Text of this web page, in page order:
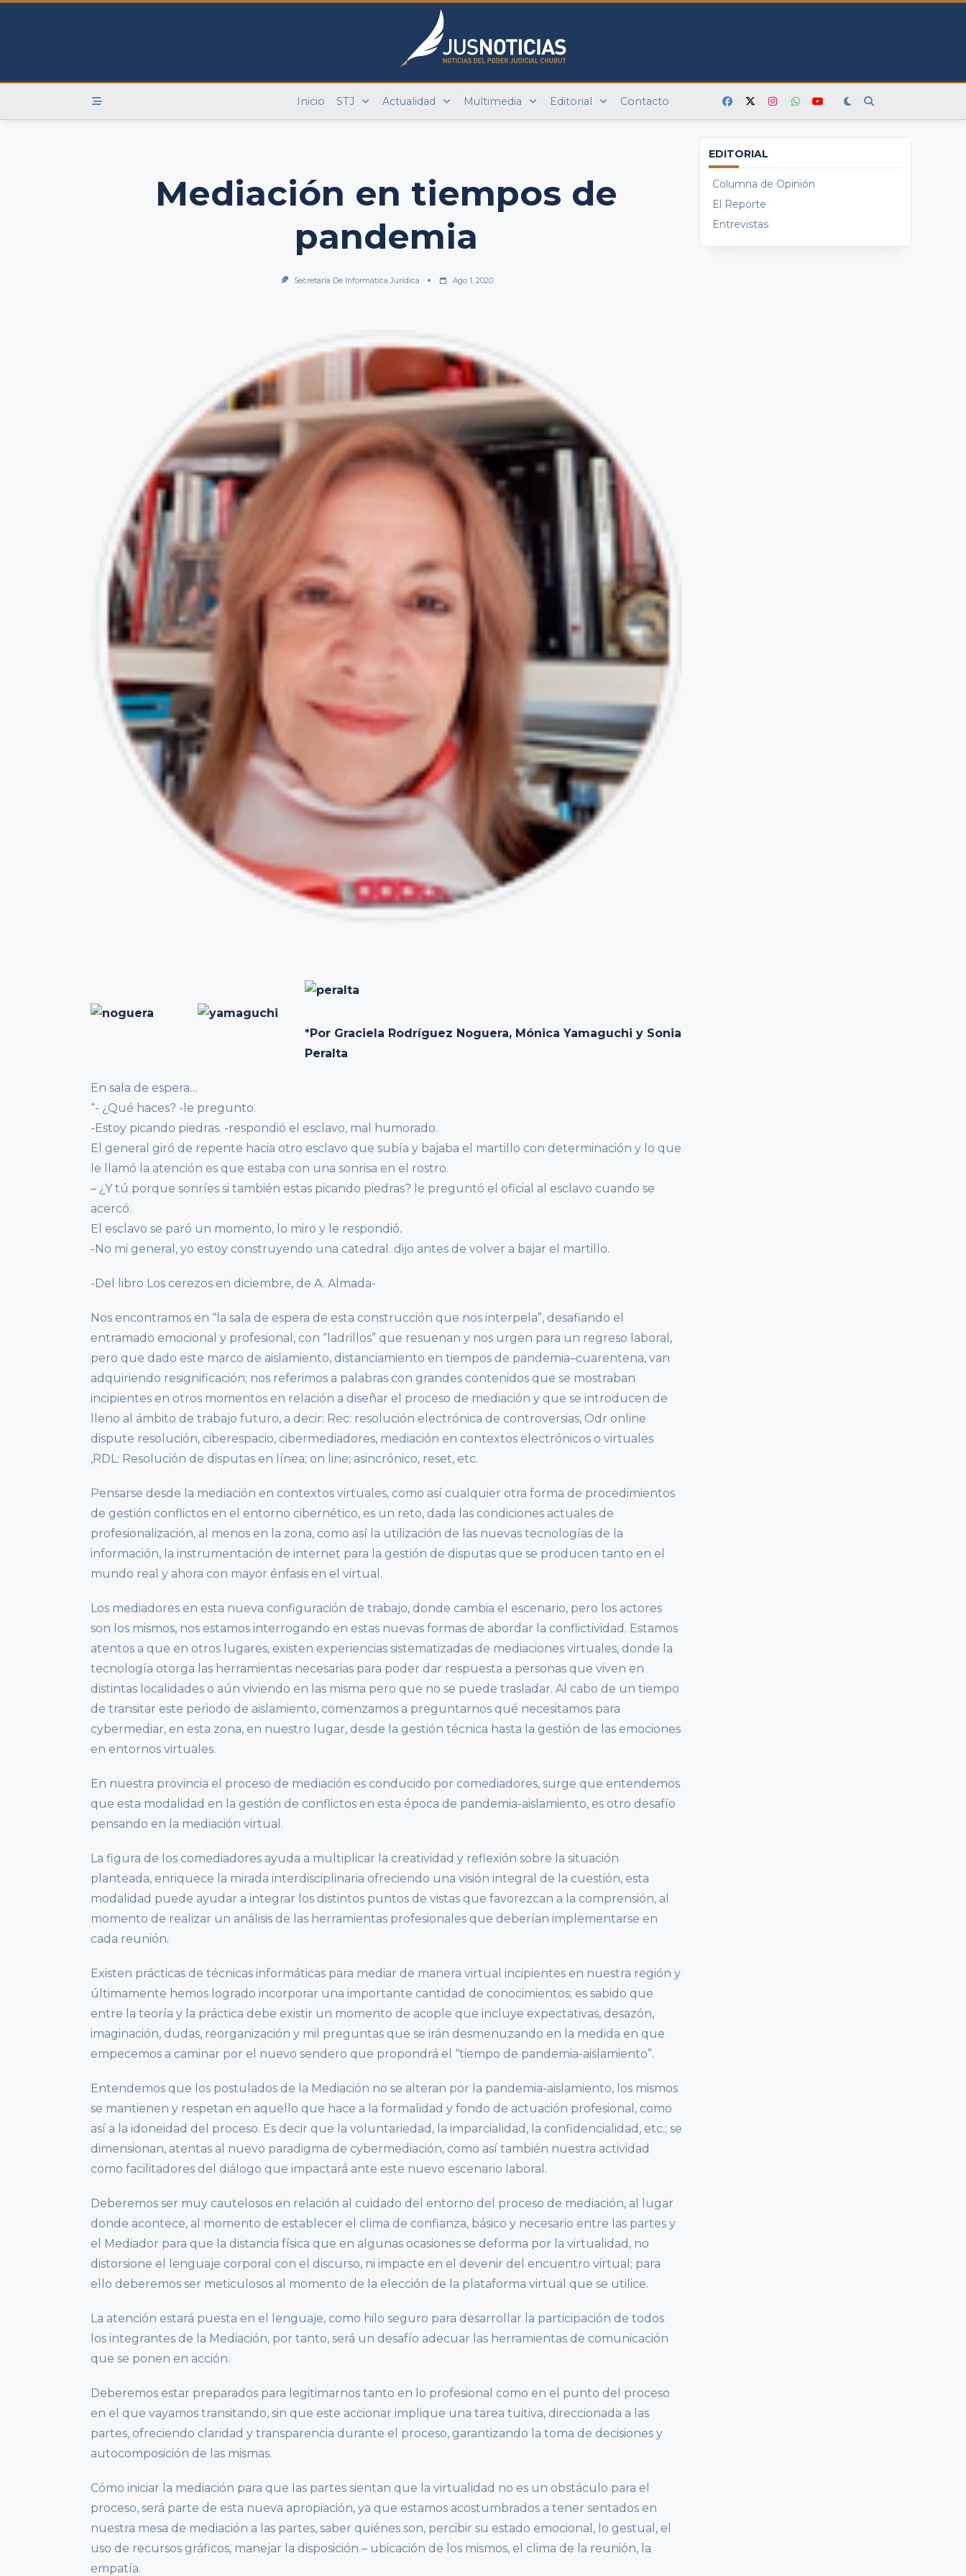
Skip
Inicio STJ Actualidad Multimedia Editorial Contacto
Mediación en tiempos de
pandemia
Secretaría De Informática Jurídica Ago 1, 2020
*Por Graciela Rodríguez Noguera, Mónica Yamaguchi y Sonia
Peralta
En sala de espera…
“- ¿Qué haces? -le pregunto.
-Estoy picando piedras. -respondió el esclavo, mal humorado.
El general giró de repente hacia otro esclavo que subía y bajaba el martillo con determinación y lo que
le llamó la atención es que estaba con una sonrisa en el rostro.
– ¿Y tú porque sonríes si también estas picando piedras? le preguntó el oficial al esclavo cuando se
acercó.
El esclavo se paró un momento, lo miro y le respondió.
-No mi general, yo estoy construyendo una catedral. dijo antes de volver a bajar el martillo.
-Del libro Los cerezos en diciembre, de A. Almada-
Nos encontramos en “la sala de espera de esta construcción que nos interpela”, desafiando el
entramado emocional y profesional, con “ladrillos” que resuenan y nos urgen para un regreso laboral,
pero que dado este marco de aislamiento, distanciamiento en tiempos de pandemia–cuarentena, van
adquiriendo resignificación; nos referimos a palabras con grandes contenidos que se mostraban
incipientes en otros momentos en relación a diseñar el proceso de mediación y que se introducen de
lleno al ámbito de trabajo futuro, a decir: Rec: resolución electrónica de controversias, Odr online
dispute resolución, ciberespacio, cibermediadores, mediación en contextos electrónicos o virtuales
,RDL: Resolución de disputas en línea; on line; asincrónico, reset, etc.
Pensarse desde la mediación en contextos virtuales, como así cualquier otra forma de procedimientos
de gestión conflictos en el entorno cibernético, es un reto, dada las condiciones actuales de
profesionalización, al menos en la zona, como así la utilización de las nuevas tecnologías de la
información, la instrumentación de internet para la gestión de disputas que se producen tanto en el
mundo real y ahora con mayor énfasis en el virtual.
Los mediadores en esta nueva configuración de trabajo, donde cambia el escenario, pero los actores
son los mismos, nos estamos interrogando en estas nuevas formas de abordar la conflictividad. Estamos
atentos a que en otros lugares, existen experiencias sistematizadas de mediaciones virtuales, donde la
tecnología otorga las herramientas necesarias para poder dar respuesta a personas que viven en
distintas localidades o aún viviendo en las misma pero que no se puede trasladar. Al cabo de un tiempo
de transitar este periodo de aislamiento, comenzamos a preguntarnos qué necesitamos para
cybermediar, en esta zona, en nuestro lugar, desde la gestión técnica hasta la gestión de las emociones
en entornos virtuales.
En nuestra provincia el proceso de mediación es conducido por comediadores, surge que entendemos
que esta modalidad en la gestión de conflictos en esta época de pandemia-aislamiento, es otro desafío
pensando en la mediación virtual.
La figura de los comediadores ayuda a multiplicar la creatividad y reflexión sobre la situación
planteada, enriquece la mirada interdisciplinaria ofreciendo una visión integral de la cuestión, esta
modalidad puede ayudar a integrar los distintos puntos de vistas que favorezcan a la comprensión, al
momento de realizar un análisis de las herramientas profesionales que deberían implementarse en
cada reunión.
Existen prácticas de técnicas informáticas para mediar de manera virtual incipientes en nuestra región y
últimamente hemos logrado incorporar una importante cantidad de conocimientos; es sabido que
entre la teoría y la práctica debe existir un momento de acople que incluye expectativas, desazón,
imaginación, dudas, reorganización y mil preguntas que se irán desmenuzando en la medida en que
empecemos a caminar por el nuevo sendero que propondrá el “tiempo de pandemia-aislamiento”.
Entendemos que los postulados de la Mediación no se alteran por la pandemia-aislamiento, los mismos
se mantienen y respetan en aquello que hace a la formalidad y fondo de actuación profesional, como
así a la idoneidad del proceso. Es decir que la voluntariedad, la imparcialidad, la confidencialidad, etc.; se
dimensionan, atentas al nuevo paradigma de cybermediación, como así también nuestra actividad
como facilitadores del diálogo que impactará ante este nuevo escenario laboral.
Deberemos ser muy cautelosos en relación al cuidado del entorno del proceso de mediación, al lugar
donde acontece, al momento de establecer el clima de confianza, básico y necesario entre las partes y
el Mediador para que la distancia física que en algunas ocasiones se deforma por la virtualidad, no
distorsione el lenguaje corporal con el discurso, ni impacte en el devenir del encuentro virtual; para
ello deberemos ser meticulosos al momento de la elección de la plataforma virtual que se utilice.
La atención estará puesta en el lenguaje, como hilo seguro para desarrollar la participación de todos
los integrantes de la Mediación, por tanto, será un desafío adecuar las herramientas de comunicación
que se ponen en acción.
Deberemos estar preparados para legitimarnos tanto en lo profesional como en el punto del proceso
en el que vayamos transitando, sin que este accionar implique una tarea tuitiva, direccionada a las
partes, ofreciendo claridad y transparencia durante el proceso, garantizando la toma de decisiones y
autocomposición de las mismas.
Cómo iniciar la mediación para que las partes sientan que la virtualidad no es un obstáculo para el
proceso, será parte de esta nueva apropiación, ya que estamos acostumbrados a tener sentados en
nuestra mesa de mediación a las partes, saber quiénes son, percibir su estado emocional, lo gestual, el
uso de recursos gráficos, manejar la disposición – ubicación de los mismos, el clima de la reunión, la
empatía.
EDITORIAL
Columna de Opinión
El Reporte
Entrevistas